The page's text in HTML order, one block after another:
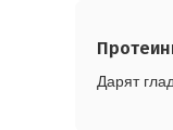
Дарят